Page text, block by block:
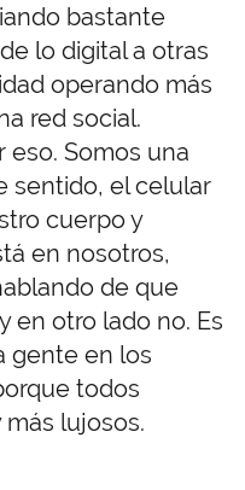
bastante
lo digital a otras
operando más
red social.
eso. Somos una
sentido, el celular
cuerpo y
en nosotros,
de que
en otro lado no. Es
gente en los
todos
lujosos.